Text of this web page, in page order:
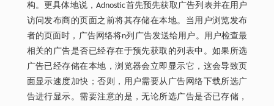
构。更具体地说，Adnostic首先预先获取广告列表并在用户
访问发布商的页面之前将其存储在本地。当用户浏览发布
者的页面时，广告网络将n列广告发送给用户。用户检查最
相关的广告是否已经存在于预先获取的列表中。如果所选
广告已经存储在本地，浏览器会立即显示它，这会导致页
面显示速度加快；否则，用户需要从广告网络下载所选广
告进行显示。需要注意的是，无论所选广告是否已存储，